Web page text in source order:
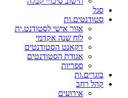
סגל
סטודנטים.ות
אזור אישי לסטודנט.ית
לוח שנה אקדמי
דקאנט הסטודנטים
אגודת הסטודנטים
ספריות
בוגרים.ות
קהל רחב
אירועים